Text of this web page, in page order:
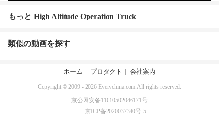
もっと High Altitude Operation Truck
類似の動画を探す
ホーム プロダクト 会社案内
Copyright © 2009 - 2026 Everychina.com.All rights reserved.
京公网安备11010502046171号
京ICP备2020037340号-5